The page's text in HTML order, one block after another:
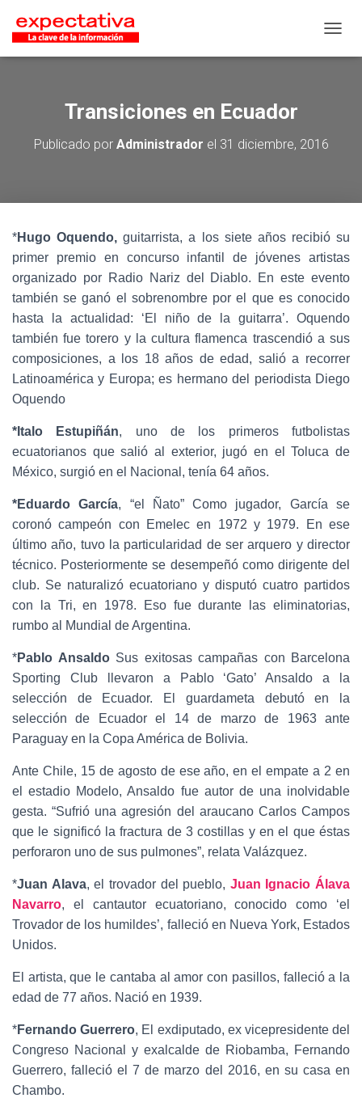
Transiciones en Ecuador
Publicado por Administrador el 31 diciembre, 2016
*Hugo Oquendo, guitarrista, a los siete años recibió su
primer premio en concurso infantil de jóvenes artistas
organizado por Radio Nariz del Diablo. En este evento
también se ganó el sobrenombre por el que es conocido
hasta la actualidad: ‘El niño de la guitarra’. Oquendo
también fue torero y la cultura flamenca trascendió a sus
composiciones, a los 18 años de edad, salió a recorrer
Latinoamérica y Europa; es hermano del periodista Diego
Oquendo
*Italo Estupiñán, uno de los primeros futbolistas
ecuatorianos que salió al exterior, jugó en el Toluca de
México, surgió en el Nacional, tenía 64 años.
*Eduardo García, “el Ñato” Como jugador, García se
coronó campeón con Emelec en 1972 y 1979. En ese
último año, tuvo la particularidad de ser arquero y director
técnico. Posteriormente se desempeñó como dirigente del
club. Se naturalizó ecuatoriano y disputó cuatro partidos
con la Tri, en 1978. Eso fue durante las eliminatorias,
rumbo al Mundial de Argentina.
*Pablo AnsaldoSus exitosas campañas con Barcelona
Sporting Club llevaron a Pablo ‘Gato’ Ansaldo a la
selección de Ecuador. El guardameta debutó en la
selección de Ecuador el 14 de marzo de 1963 ante
Paraguay en la Copa América de Bolivia.
Ante Chile, 15 de agosto de ese año, en el empate a 2 en
el estadio Modelo, Ansaldo fue autor de una inolvidable
gesta. “Sufrió una agresión del araucano Carlos Campos
que le significó la fractura de 3 costillas y en el que éstas
perforaron uno de sus pulmones”, relata Valázquez.
*Juan Alava, el trovador del pueblo, Juan Ignacio Álava
Navarro, el cantautor ecuatoriano, conocido como ‘el
Trovador de los humildes’, falleció en Nueva York, Estados
Unidos.
El artista, que le cantaba al amor con pasillos, falleció a la
edad de 77 años. Nació en 1939.
*Fernando Guerrero, El exdiputado, ex vicepresidente del
Congreso Nacional y exalcalde de Riobamba, Fernando
Guerrero, falleció el 7 de marzo del 2016, en su casa en
Chambo.